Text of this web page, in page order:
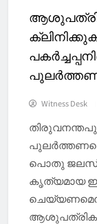
Witness Desk
പൊതു
കൃത്യമായ